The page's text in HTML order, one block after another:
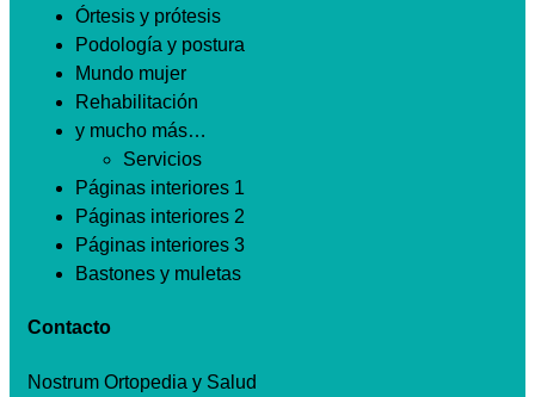
Órtesis y prótesis
Podología y postura
Mundo mujer
Rehabilitación
y mucho más…
Servicios
Páginas interiores 1
Páginas interiores 2
Páginas interiores 3
Bastones y muletas
Contacto
Nostrum Ortopedia y Salud